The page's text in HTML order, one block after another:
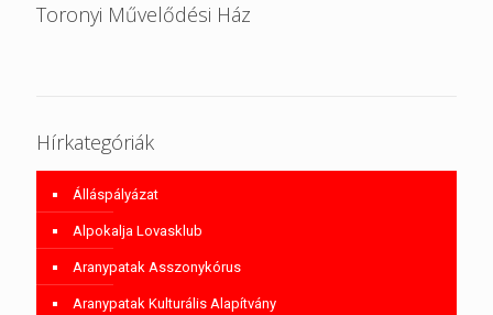
Toronyi Művelődési Ház
Hírkategóriák
Álláspályázat
Alpokalja Lovasklub
Aranypatak Asszonykórus
Aranypatak Kulturális Alapítvány